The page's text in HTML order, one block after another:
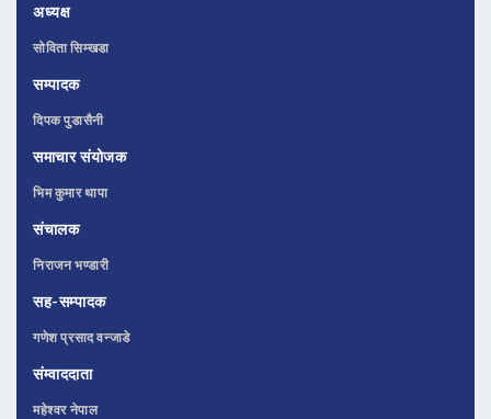
अध्यक्ष
सोविता सिम्खडा
सम्पादक
दिपक पुडासैनी
समाचार संयोजक
भिम कुमार थापा
संचालक
निराजन भण्डारी
सह-सम्पादक
गणेश प्रसाद वन्जाडे
संम्वाददाता
महेश्वर नेपाल